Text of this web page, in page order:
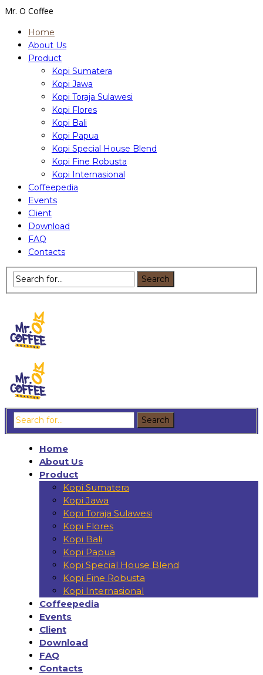
Mr. O Coffee
Home
About Us
Product
Kopi Sumatera
Kopi Jawa
Kopi Toraja Sulawesi
Kopi Flores
Kopi Bali
Kopi Papua
Kopi Special House Blend
Kopi Fine Robusta
Kopi Internasional
Coffeepedia
Events
Client
Download
FAQ
Contacts
Home
About Us
Product
Kopi Sumatera
Kopi Jawa
Kopi Toraja Sulawesi
Kopi Flores
Kopi Bali
Kopi Papua
Kopi Special House Blend
Kopi Fine Robusta
Kopi Internasional
Coffeepedia
Events
Client
Download
FAQ
Contacts